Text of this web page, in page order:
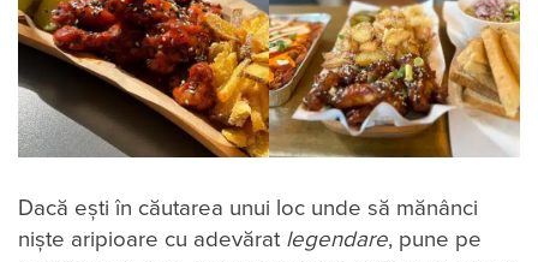
Dacă ești în căutarea unui loc unde să mănânci
niște aripioare cu adevărat legendare, pune pe